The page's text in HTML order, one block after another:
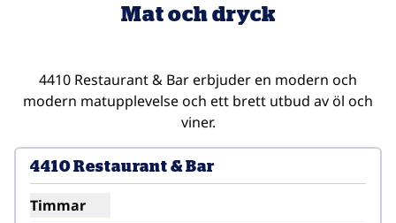
Mat och dryck
4410 Restaurant & Bar erbjuder en modern och
modern matupplevelse och ett brett utbud av öl och
viner.
4410 Restaurant & Bar
Timmar
Visa timmar för 4410 restauranger och barer